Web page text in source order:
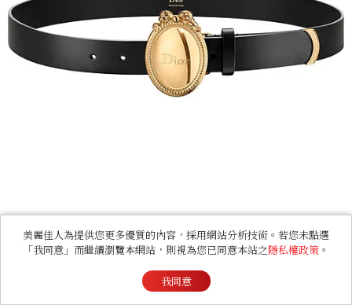
鞋頭飾以精緻 Médallion 金屬飾件，在經典優雅
與現代風格之間取得完美平衡。
美麗佳人為提供您更多優質的內容，採用網站分析技術。若您未點選
「我同意」而繼續瀏覽本網站，則視為您已同意本站之隱私權政策 。
我同意